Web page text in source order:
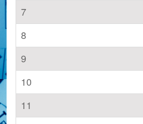
7
8
9
10
11